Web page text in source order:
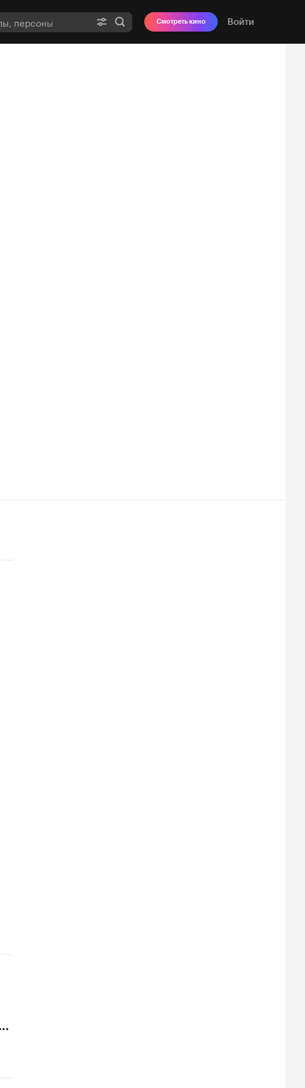
Смотреть кино Войти